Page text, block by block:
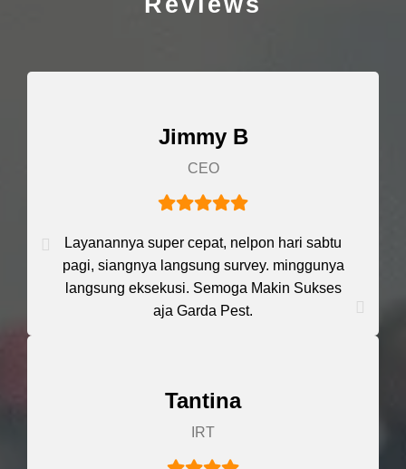
Jimmy B
CEO
Layanannya super cepat, nelpon hari sabtu
pagi, siangnya langsung survey. minggunya
langsung eksekusi. Semoga Makin Sukses
aja Garda Pest.
Tantina
IRT